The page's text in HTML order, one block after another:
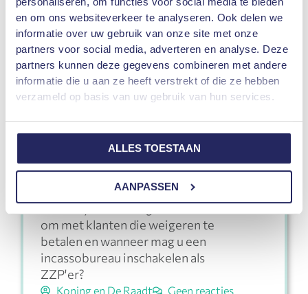
en om ons websiteverkeer te analyseren. Ook delen we
informatie over uw gebruik van onze site met onze
partners voor social media, adverteren en analyse. Deze
partners kunnen deze gegevens combineren met andere
informatie die u aan ze heeft verstrekt of die ze hebben
verzameld op basis van uw gebruik van hun services.
ALLES TOESTAAN
AANPASSEN
Incassobureau inschakelen
als ZZP’er
U als ZZP'er kan veel te maken krijgen
betalingsachterstanden hebben. Het
probleem van u als ZZP'er is dat u
staan. Het innen van openstaande
schulden is daarom niet altijd even
makkelijk. Dus hoe gaat u als ZZP’er
om met klanten die weigeren te
betalen en wanneer mag u een
incassobureau inschakelen als
ZZP'er?
Koning en De Raadt Geen reacties